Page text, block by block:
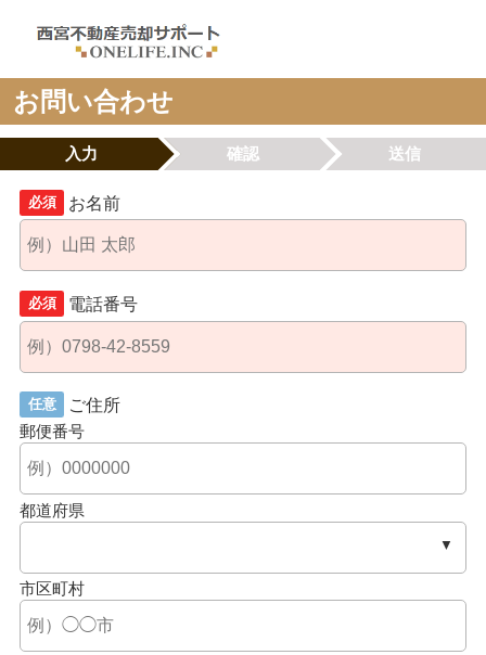
お問い合わせ
入力 確認 送信
必須 お名前
必須 電話番号
任意 ご住所
郵便番号
都道府県
市区町村